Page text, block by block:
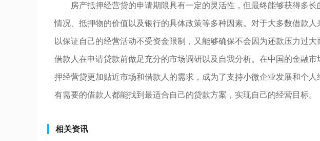
房产抵押经营贷的申请期限具有一定的灵活性，但最终能够获得多
情况、抵押物的价值以及银行的具体政策等多种因素。对于大多数借款
以保证自己的经营活动不受资金限制，又能够确保不会因为还款压力过
借款人在申请贷款前做足充分的市场调研以及自我分析。在中国的金融
押经营贷更加贴近市场和借款人的需求，成为了支持小微企业发展和个
有需要的借款人都能找到最适合自己的贷款方案，实现自己的经营目标。
相关资讯